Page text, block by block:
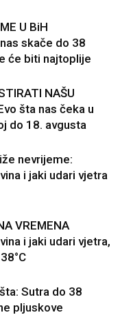
U BiH
skače do 38
će biti najtoplije
NAŠU
šta nas čeka u
do 18. avgusta
nevrijeme:
i jaki udari vjetra
VREMENA
i jaki udari vjetra,
Sutra do 38
pljuskove